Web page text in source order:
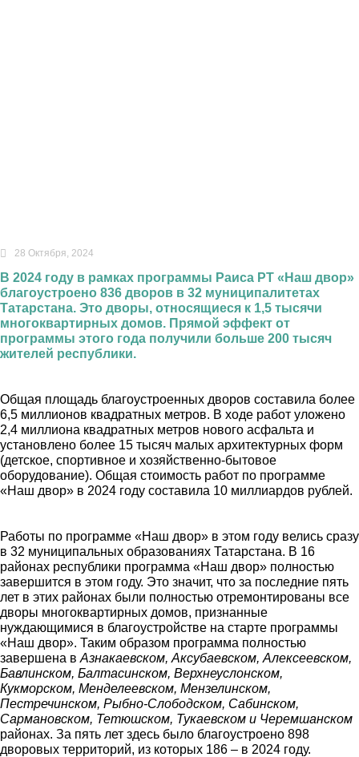
28 Октября, 2024
В 2024 году в рамках программы Раиса РТ «Наш двор»
благоустроено 836 дворов в 32 муниципалитетах
Татарстана. Это дворы, относящиеся к 1,5 тысячи
многоквартирных домов. Прямой эффект от
программы этого года получили больше 200 тысяч
жителей республики.
Общая площадь благоустроенных дворов составила более
6,5 миллионов квадратных метров. В ходе работ уложено
2,4 миллиона квадратных метров нового асфальта и
установлено более 15 тысяч малых архитектурных форм
(детское, спортивное и хозяйственно-бытовое
оборудование). Общая стоимость работ по программе
«Наш двор» в 2024 году составила 10 миллиардов рублей.
Работы по программе «Наш двор» в этом году велись сразу
в 32 муниципальных образованиях Татарстана. В 16
районах республики программа «Наш двор» полностью
завершится в этом году. Это значит, что за последние пять
лет в этих районах были полностью отремонтированы все
дворы многоквартирных домов, признанные
нуждающимися в благоустройстве на старте программы
«Наш двор». Таким образом программа полностью
завершена в Азнакаевском, Аксубаевском, Алексеевском,
Бавлинском, Балтасинском, Верхнеуслонском,
Кукморском, Менделеевском, Мензелинском,
Пестречинском, Рыбно-Слободском, Сабинском,
Сармановском, Тетюшском, Тукаевском и Черемшанском
районах. За пять лет здесь было благоустроено 898
дворовых территорий, из которых 186 – в 2024 году.